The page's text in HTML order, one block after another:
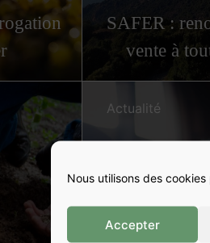
Nous utilisons des
Accepter
SAFER :
vente à
Actualité